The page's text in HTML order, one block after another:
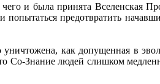
и была принята Вселенская
предотвратить
как допущенная в
Со-Знание людей слишком